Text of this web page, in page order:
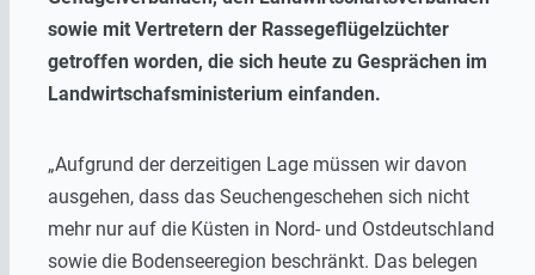
sowie mit Vertretern der Rassegeflügelzüchter
getroffen worden, die sich heute zu Gesprächen im
Landwirtschafsministerium einfanden.
„Aufgrund der derzeitigen Lage müssen wir davon
ausgehen, dass das Seuchengeschehen sich nicht
mehr nur auf die Küsten in Nord- und Ostdeutschland
sowie die Bodenseeregion beschränkt. Das belegen